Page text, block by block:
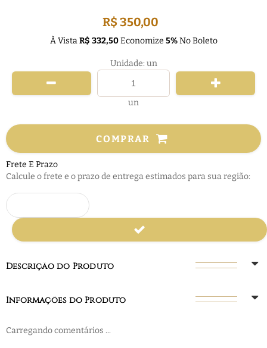
R$ 350,00
À VistaR$ 332,50Economize 5%No Boleto
Unidade: un
un
COMPRAR
Frete E Prazo
Calcule o frete e o prazo de entrega estimados para sua região:
Descrição do Produto
Informações do Produto
Carregando comentários ...